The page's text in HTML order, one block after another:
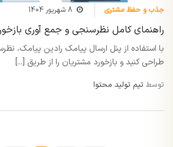
جذب و حفظ مشتری 8 شهریور 1404
راهنمای کامل نظرسنجی و جمع آوری
با استفاده از پنل ارسال پیامک رادین پیامک،
طراحی کنید و بازخورد مشتریان را از طریق [...]
توسط تیم تولید محتوا